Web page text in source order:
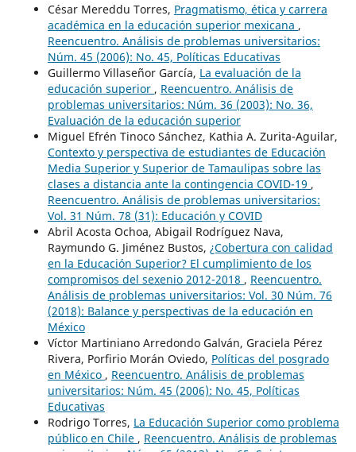
César Mereddu Torres, Pragmatismo, ética y carrera
académica en la educación superior mexicana ,
Reencuentro. Análisis de problemas universitarios:
Núm. 45 (2006): No. 45, Políticas Educativas
Guillermo Villaseñor García, La evaluación de la
educación superior , Reencuentro. Análisis de
problemas universitarios: Núm. 36 (2003): No. 36,
Evaluación de la educación superior
Miguel Efrén Tinoco Sánchez, Kathia A. Zurita-Aguilar,
Contexto y perspectiva de estudiantes de Educación
Media Superior y Superior de Tamaulipas sobre las
clases a distancia ante la contingencia COVID-19 ,
Reencuentro. Análisis de problemas universitarios:
Vol. 31 Núm. 78 (31): Educación y COVID
Abril Acosta Ochoa, Abigail Rodríguez Nava,
Raymundo G. Jiménez Bustos, ¿Cobertura con calidad
en la Educación Superior? El cumplimiento de los
compromisos del sexenio 2012-2018 , Reencuentro.
Análisis de problemas universitarios: Vol. 30 Núm. 76
(2018): Balance y perspectivas de la educación en
México
Víctor Martiniano Arredondo Galván, Graciela Pérez
Rivera, Porfirio Morán Oviedo, Políticas del posgrado
en México , Reencuentro. Análisis de problemas
universitarios: Núm. 45 (2006): No. 45, Políticas
Educativas
Rodrigo Torres, La Educación Superior como problema
público en Chile , Reencuentro. Análisis de problemas